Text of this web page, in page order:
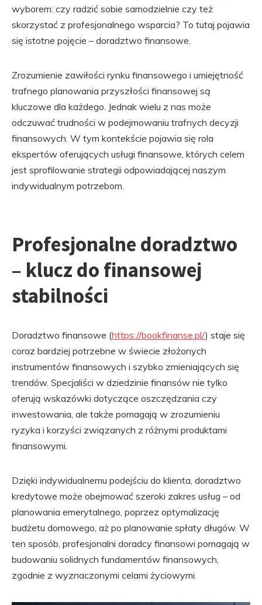
wyborem: czy radzić sobie samodzielnie czy też
skorzystać z profesjonalnego wsparcia? To tutaj pojawia
się istotne pojęcie – doradztwo finansowe.
Zrozumienie zawiłości rynku finansowego i umiejętność
trafnego planowania przyszłości finansowej są
kluczowe dla każdego. Jednak wielu z nas może
odczuwać trudności w podejmowaniu trafnych decyzji
finansowych. W tym kontekście pojawia się rola
ekspertów oferujących usługi finansowe, których celem
jest sprofilowanie strategii odpowiadającej naszym
indywidualnym potrzebom.
Profesjonalne doradztwo
– klucz do finansowej
stabilności
Doradztwo finansowe (https://bookfinanse.pl/) staje się
coraz bardziej potrzebne w świecie złożonych
instrumentów finansowych i szybko zmieniających się
trendów. Specjaliści w dziedzinie finansów nie tylko
oferują wskazówki dotyczące oszczędzania czy
inwestowania, ale także pomagają w zrozumieniu
ryzyka i korzyści związanych z różnymi produktami
finansowymi.
Dzięki indywidualnemu podejściu do klienta, doradztwo
kredytowe może obejmować szeroki zakres usług – od
planowania emerytalnego, poprzez optymalizację
budżetu domowego, aż po planowanie spłaty długów. W
ten sposób, profesjonalni doradcy finansowi pomagają w
budowaniu solidnych fundamentów finansowych,
zgodnie z wyznaczonymi celami życiowymi.